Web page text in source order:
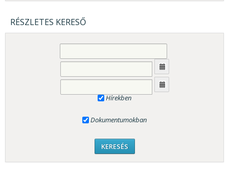
RÉSZLETES KERESŐ
Hírekben
Dokumentumokban